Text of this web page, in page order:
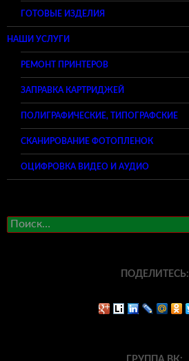
ГОТОВЫЕ ИЗДЕЛИЯ
НАШИ УСЛУГИ
РЕМОНТ ПРИНТЕРОВ
ЗАПРАВКА КАРТРИДЖЕЙ
ПОЛИГРАФИЧЕСКИЕ, ТИПОГРАФСКИЕ
СКАНИРОВАНИЕ ФОТОПЛЕНОК
ОЦИФРОВКА ВИДЕО И АУДИО
Найти:
ПОДЕЛИТЕСЬ: